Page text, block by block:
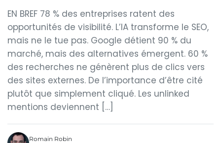
EN BREF 78 % des entreprises ratent des
opportunités de visibilité. L’IA transforme le SEO,
mais ne le tue pas. Google détient 90 % du
marché, mais des alternatives émergent. 60 %
des recherches ne génèrent plus de clics vers
des sites externes. De l’importance d’être cité
plutôt que simplement cliqué. Les unlinked
mentions deviennent […]
Romain Robin